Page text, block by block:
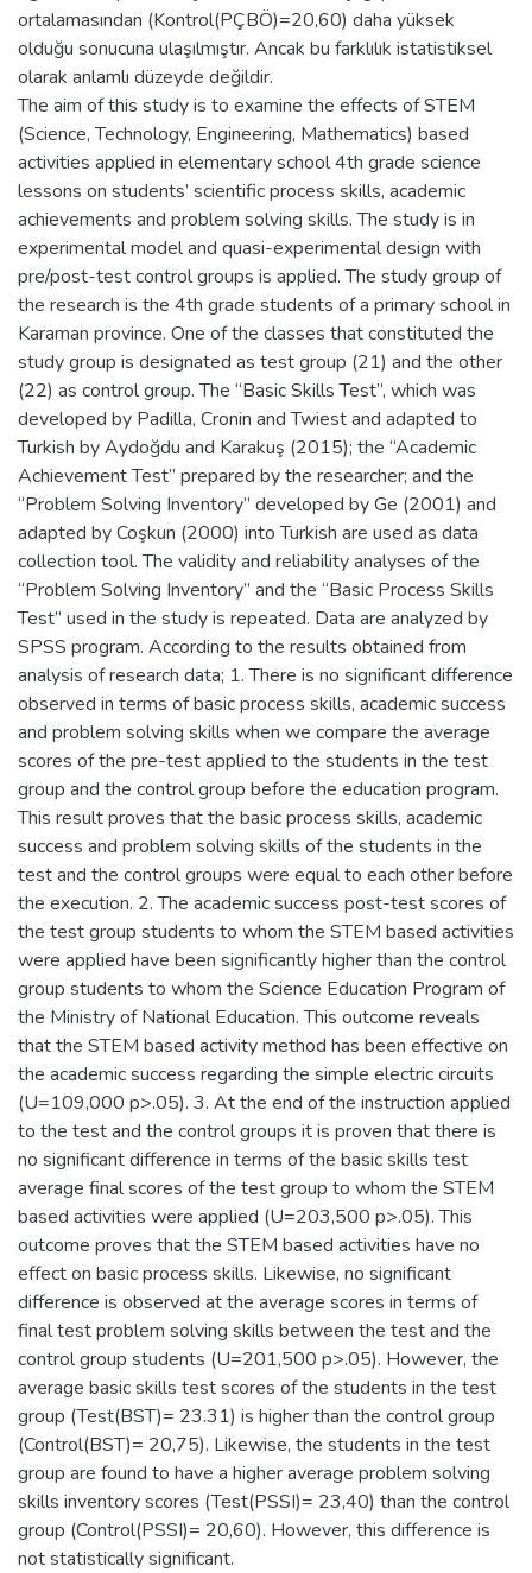
ortalamasından (Kontrol(PÇBÖ)=20,60) daha yüksek
olduğu sonucuna ulaşılmıştır. Ancak bu farklılık istatistiksel
olarak anlamlı düzeyde değildir.
The aim of this study is to examine the effects of STEM
(Science, Technology, Engineering, Mathematics) based
activities applied in elementary school 4th grade science
lessons on students’ scientific process skills, academic
achievements and problem solving skills. The study is in
experimental model and quasi-experimental design with
pre/post-test control groups is applied. The study group of
the research is the 4th grade students of a primary school in
Karaman province. One of the classes that constituted the
study group is designated as test group (21) and the other
(22) as control group. The “Basic Skills Test”, which was
developed by Padilla, Cronin and Twiest and adapted to
Turkish by Aydoğdu and Karakuş (2015); the “Academic
Achievement Test” prepared by the researcher; and the
“Problem Solving Inventory” developed by Ge (2001) and
adapted by Coşkun (2000) into Turkish are used as data
collection tool. The validity and reliability analyses of the
“Problem Solving Inventory” and the “Basic Process Skills
Test” used in the study is repeated. Data are analyzed by
SPSS program. According to the results obtained from
analysis of research data; 1. There is no significant difference
observed in terms of basic process skills, academic success
and problem solving skills when we compare the average
scores of the pre-test applied to the students in the test
group and the control group before the education program.
This result proves that the basic process skills, academic
success and problem solving skills of the students in the
test and the control groups were equal to each other before
the execution. 2. The academic success post-test scores of
the test group students to whom the STEM based activities
were applied have been significantly higher than the control
group students to whom the Science Education Program of
the Ministry of National Education. This outcome reveals
that the STEM based activity method has been effective on
the academic success regarding the simple electric circuits
(U=109,000 p>.05). 3. At the end of the instruction applied
to the test and the control groups it is proven that there is
no significant difference in terms of the basic skills test
average final scores of the test group to whom the STEM
based activities were applied (U=203,500 p>.05). This
outcome proves that the STEM based activities have no
effect on basic process skills. Likewise, no significant
difference is observed at the average scores in terms of
final test problem solving skills between the test and the
control group students (U=201,500 p>.05). However, the
average basic skills test scores of the students in the test
group (Test(BST)= 23.31) is higher than the control group
(Control(BST)= 20,75). Likewise, the students in the test
group are found to have a higher average problem solving
skills inventory scores (Test(PSSI)= 23,40) than the control
group (Control(PSSI)= 20,60). However, this difference is
not statistically significant.